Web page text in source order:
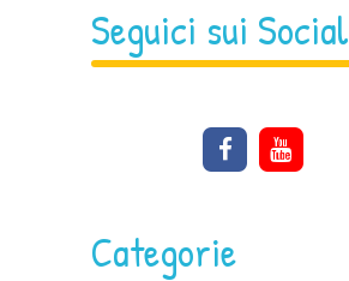
Seguici sui Social
Categorie